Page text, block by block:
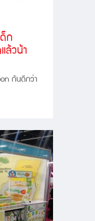
ก
ล้วน้า
กันดีกว่า